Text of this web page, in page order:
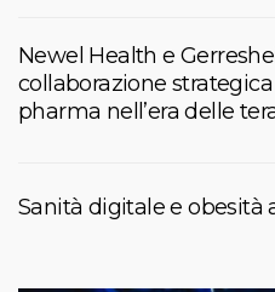
Newel Health e
collaborazione
pharma nell’era delle
Sanità digitale e obesità